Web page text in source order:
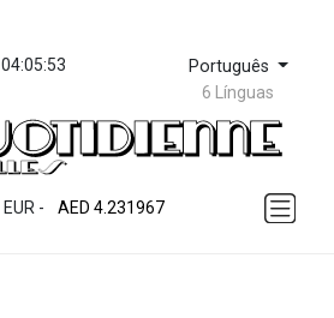
04:05:53 Português
6 Línguas
EUR -
ZWL 371.052996
AED 4.231967
AFN 75.483595